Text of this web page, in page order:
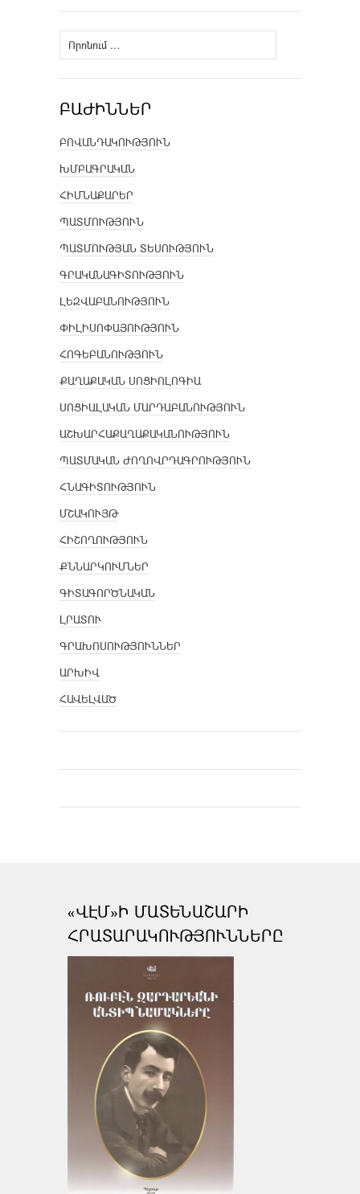
Որոնել՝
ԲԱԺԻՆՆԵՐ
ԲՈՎԱՆԴԱԿՈՒԹՅՈՒՆ
ԽՄԲԱԳՐԱԿԱՆ
ՀԻՄՆԱՔԱՐԵՐ
ՊԱՏՄՈՒԹՅՈՒՆ
ՊԱՏՄՈՒԹՅԱՆ ՏԵՍՈՒԹՅՈՒՆ
ԳՐԱԿԱՆԱԳԻՏՈՒԹՅՈՒՆ
ԼԵԶՎԱԲԱՆՈՒԹՅՈՒՆ
ՓԻԼԻՍՈՓԱՅՈՒԹՅՈՒՆ
ՀՈԳԵԲԱՆՈՒԹՅՈՒՆ
ՔԱՂԱՔԱԿԱՆ ՍՈՑԻՈԼՈԳԻԱ
ՍՈՑԻԱԼԱԿԱՆ ՄԱՐԴԱԲԱՆՈՒԹՅՈՒՆ
ԱՇԽԱՐՀԱՔԱՂԱՔԱԿԱՆՈՒԹՅՈՒՆ
ՊԱՏՄԱԿԱՆ ԺՈՂՈՎՐԴԱԳՐՈՒԹՅՈՒՆ
ՀՆԱԳԻՏՈՒԹՅՈՒՆ
ՄՇԱԿՈՒՅԹ
ՀԻՇՈՂՈՒԹՅՈՒՆ
ՔՆՆԱՐԿՈՒՄՆԵՐ
ԳԻՏԱԳՈՐԾՆԱԿԱՆ
ԼՐԱՏՈՒ
ԳՐԱԽՈՍՈՒԹՅՈՒՆՆԵՐ
ԱՐԽԻՎ
ՀԱՎԵԼՎԱԾ
«ՎԷՄ»Ի ՄԱՏԵՆԱՇԱՐԻ
ՀՐԱՏԱՐԱԿՈՒԹՅՈՒՆՆԵՐԸ